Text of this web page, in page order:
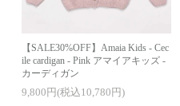
【SALE30%OFF】Amaia Kids - Cec
ile cardigan - Pink アマイアキッズ -
カーディガン
9,800円(税込10,780円)